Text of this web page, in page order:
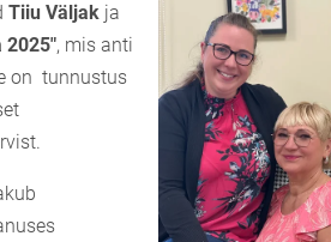
Tiiu Väljak ja
2025", mis anti
on tunnustus